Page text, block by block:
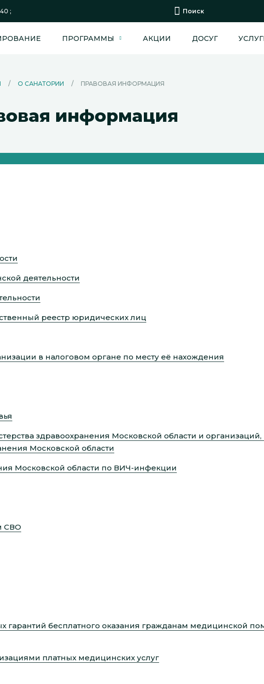
; Поиск
ПРОГРАММЫ АКЦИИ ДОСУГ
/ О САНАТОРИИ / ПРАВОВАЯ ИНФОРМАЦИЯ
информация
деятельности
реестр юридических лиц
в налоговом органе по месту её нахождения
здравоохранения Московской области и
Московской области
Московской области по ВИЧ-инфекции
СВО
гарантий бесплатного оказания гражданам медицинской
платных медицинских услуг